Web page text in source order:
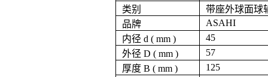
类别
带座外球面球
品牌
ASAHI
内径 d ( mm )
45
外径 D ( mm )
57
厚度 B ( mm )
125